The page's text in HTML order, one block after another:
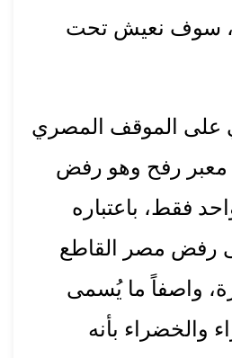
سوف نعيش تحت
على الموقف المصري
معبر رفح وهو رفض
فقط، باعتباره
رفض مصر القاطع
واصفاً ما يُسمى
والخضراء بأنه